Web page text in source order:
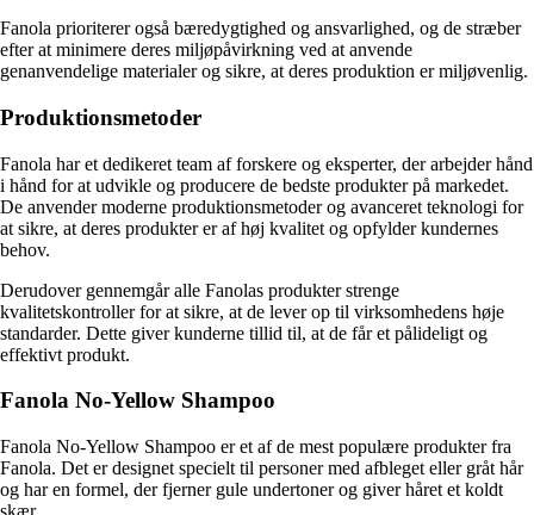
Fanola prioriterer også bæredygtighed og ansvarlighed, og de stræber
efter at minimere deres miljøpåvirkning ved at anvende
genanvendelige materialer og sikre, at deres produktion er miljøvenlig.
Produktionsmetoder
Fanola har et dedikeret team af forskere og eksperter, der arbejder hånd
i hånd for at udvikle og producere de bedste produkter på markedet.
De anvender moderne produktionsmetoder og avanceret teknologi for
at sikre, at deres produkter er af høj kvalitet og opfylder kundernes
behov.
Derudover gennemgår alle Fanolas produkter strenge
kvalitetskontroller for at sikre, at de lever op til virksomhedens høje
standarder. Dette giver kunderne tillid til, at de får et pålideligt og
effektivt produkt.
Fanola No-Yellow Shampoo
Fanola No-Yellow Shampoo er et af de mest populære produkter fra
Fanola. Det er designet specielt til personer med afbleget eller gråt hår
og har en formel, der fjerner gule undertoner og giver håret et koldt
skær.